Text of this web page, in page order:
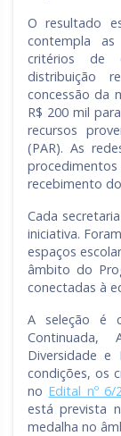
O resultado
contempla
critérios de
distribuição
concessão da
R$ 200 mil
recursos
(PAR). As
recebimento
Cada
iniciativa.
espaços
âmbito do
conectadas à
A seleção é
Continuada,
Diversidade e
condições, os
no Edital nº 6/
está prevista
medalha no